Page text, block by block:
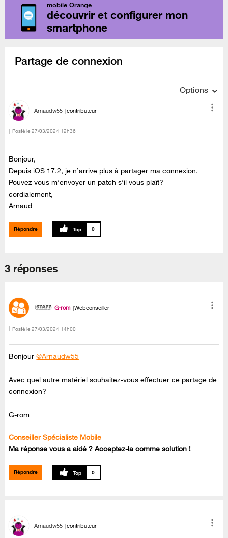
mobile Orange
découvrir et configurer mon
smartphone
Partage de connexion
Options
Arnaudw55 contributeur
Posté le ‎27/03/2024 12h36
Bonjour,
Depuis iOS 17.2, je n’arrive plus à partager ma connexion.
Pouvez vous m’envoyer un patch s’il vous plaît?
cordialement,
Arnaud
Répondre 0
3 réponses
G-rom Webconseiller
Posté le ‎27/03/2024 14h00
Bonjour@Arnaudw55
Avec quel autre matériel souhaitez-vous effectuer ce partage de
connexion?
G-rom
Conseiller Spécialiste Mobile
Ma réponse vous a aidé ? Acceptez-la comme solution !
Répondre 0
Arnaudw55 contributeur